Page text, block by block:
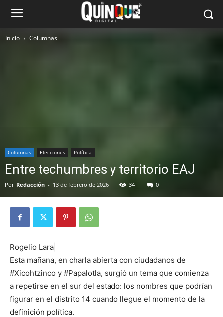
Inicio Columnas
Columnas Elecciones Política
Entre techumbres y territorio EAJ
Por Redacción - 13 de febrero de 2026 34 0
Rogelio Lara|
Esta mañana, en charla abierta con ciudadanos de
#Xicohtzinco y #Papalotla, surgió un tema que comienza
a repetirse en el sur del estado: los nombres que podrían
figurar en el distrito 14 cuando llegue el momento de la
definición política.